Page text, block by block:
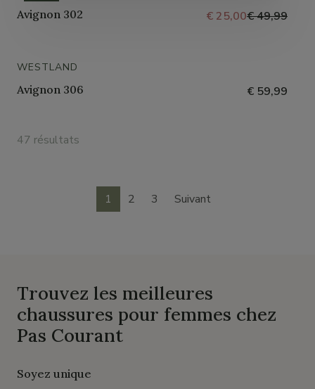
Avignon 302 € 25,00€ 49,99
WESTLAND
Avignon 306 € 59,99
47 résultats
1 2 3 Suivant
Trouvez les meilleures
chaussures pour femmes chez
Pas Courant
Soyez unique